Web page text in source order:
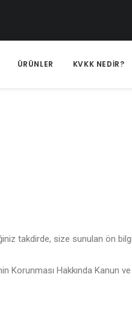
ÜRÜNLER KVKK NEDİR?
takdirde, size sunulan ön
Korunması Hakkında